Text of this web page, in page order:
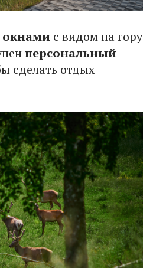
с видом на гору
персональный
сделать отдых